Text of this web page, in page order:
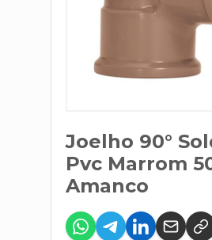
Joelho 90°
Pvc Marrom
Amanco